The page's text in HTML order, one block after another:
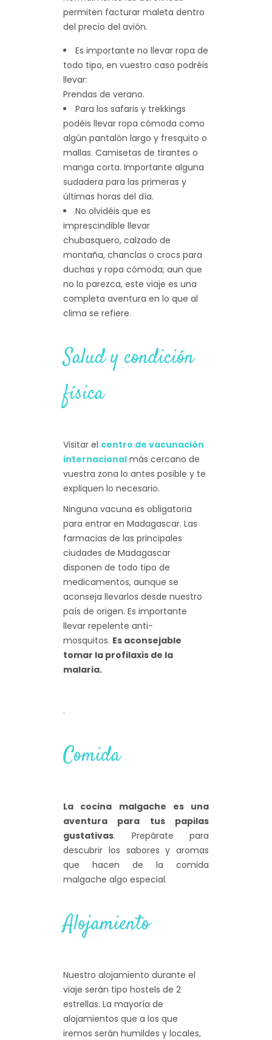
permiten facturar maleta dentro
del precio del avión.
Es importante no llevar ropa de
todo tipo, en vuestro caso podréis
llevar:
Prendas de verano.
Para los safaris y trekkings
podéis llevar ropa cómoda como
algún pantalón largo y fresquito o
mallas. Camisetas de tirantes o
manga corta. Importante alguna
sudadera para las primeras y
últimas horas del día.
No olvidéis que es
imprescindible llevar
chubasquero, calzado de
montaña, chanclas o crocs para
duchas y ropa cómoda; aun que
no lo parezca, este viaje es una
completa aventura en lo que al
clima se refiere.
Salud y condición
física
Visitar el centro de vacunación
internacional más cercano de
vuestra zona lo antes posible y te
expliquen lo necesario.
Ninguna vacuna es obligatoria
para entrar en Madagascar. Las
farmacias de las principales
ciudades de Madagascar
disponen de todo tipo de
medicamentos, aunque se
aconseja llevarlos desde nuestro
país de origen. Es importante
llevar repelente anti-
mosquitos. Es aconsejable
tomar la profilaxis de la
malaria.
.
Comida
La cocina malgache es una
aventura para tus papilas
gustativas. Prepárate para
descubrir los sabores y aromas
que hacen de la comida
malgache algo especial.
Alojamiento
Nuestro alojamiento durante el
viaje serán tipo hostels de 2
estrellas. La mayoría de
alojamientos que a los que
iremos serán humildes y locales,